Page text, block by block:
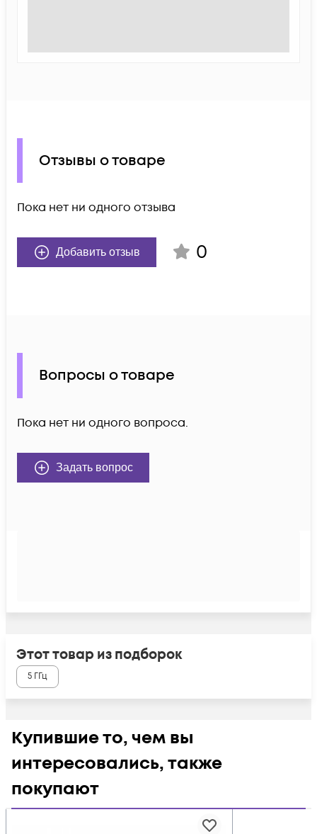
Отзывы о товаре
Пока нет ни одного отзыва
Добавить отзыв 0
Вопросы о товаре
Пока нет ни одного вопроса.
Задать вопрос
Этот товар из подборок
5 ГГц
Купившие то, чем вы
интересовались, также
покупают